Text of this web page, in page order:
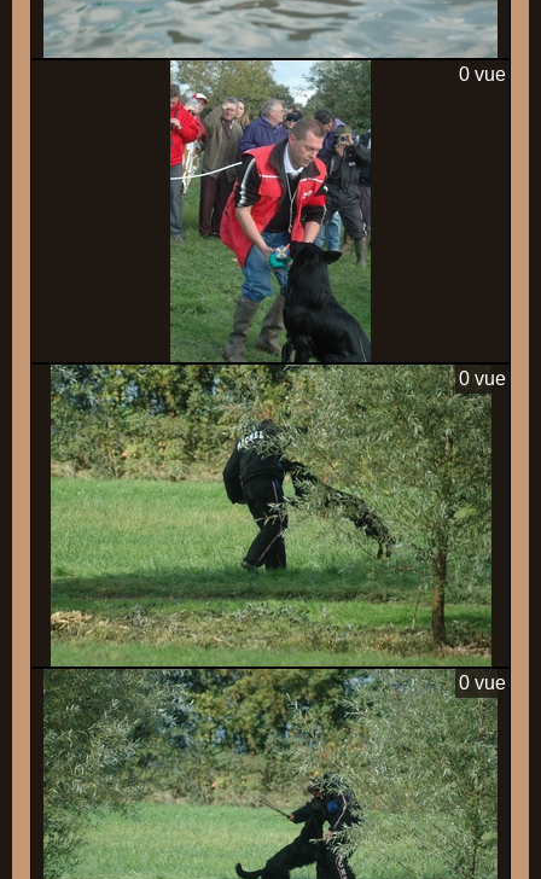
0 vue
0 vue
0 vue